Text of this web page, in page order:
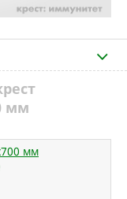
мм
мм